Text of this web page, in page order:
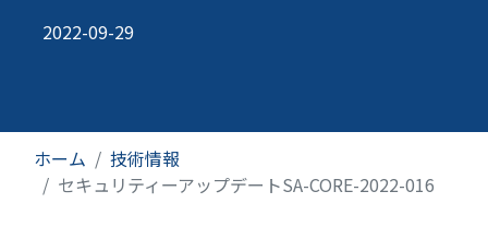
2022-09-29
ホーム
技術情報
セキュリティーアップデートSA-CORE-2022-016